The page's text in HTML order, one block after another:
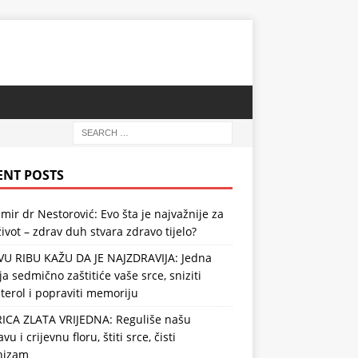
POSTS
dr Nestorović: Evo šta je najvažnije za
– zdrav duh stvara zdravo tijelo?
RIBU KAŽU DA JE NAJZDRAVIJA: Jedna
sedmično zaštitiće vaše srce, sniziti
i popraviti memoriju
ZLATA VRIJEDNA: Reguliše našu
i crijevnu floru, štiti srce, čisti